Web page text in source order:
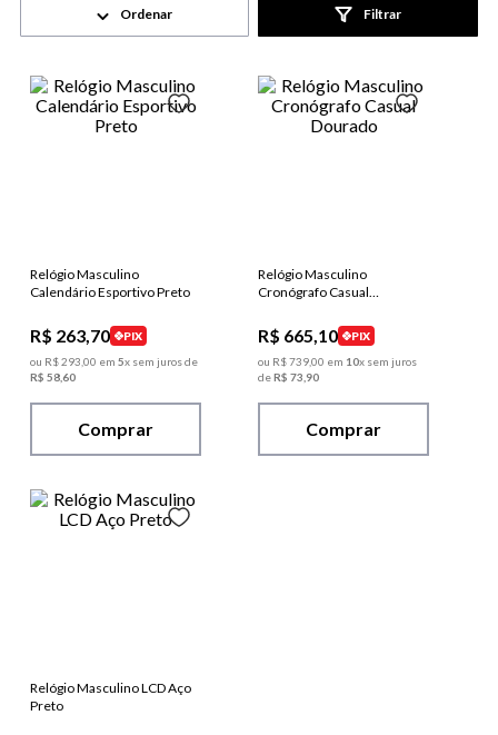
Filtrar
Relógio Masculino
Calendário Esportivo Preto
R$ 263,70
PIX
ou R$293 00 em 5x sem juros de
R$ 5860
Comprar
Relógio Masculino
Cronógrafo Casual
R$ 665,10
PIX
ou R$73900 em 10x sem juros
deR$ 73 90
Comprar
Relógio Masculino LCD Aço
Preto